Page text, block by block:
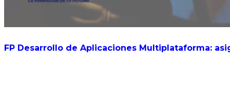
FP Desarrollo de Aplicaciones Multiplataforma: